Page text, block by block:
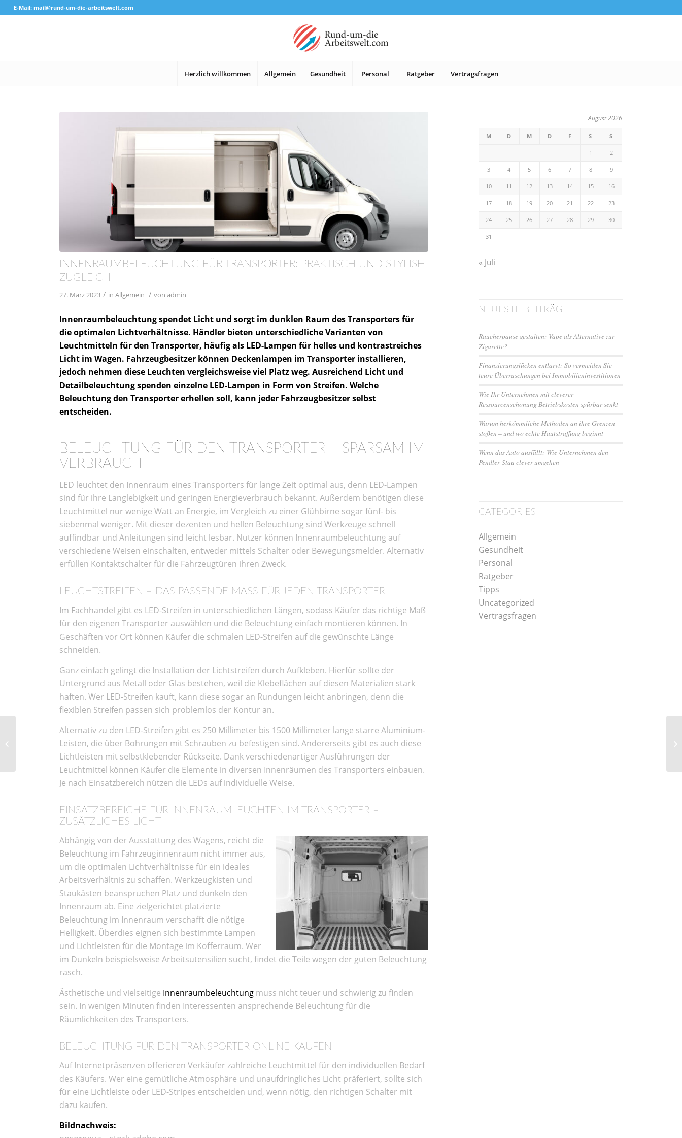
E-Mail: mail@rund-um-die-arbeitswelt.com
Herzlich willkommen Allgemein Gesundheit Personal Ratgeber Vertragsfragen
INNENRAUMBELEUCHTUNG FÜR TRANSPORTER: PRAKTISCH UND STYLISH
ZUGLEICH
27. März 2023 / inAllgemein / vonadmin
Innenraumbeleuchtung spendet Licht und sorgt im dunklen Raum des Transporters für
die optimalen Lichtverhältnisse. Händler bieten unterschiedliche Varianten von
Leuchtmitteln für den Transporter, häufig als LED-Lampen für helles und kontrastreiches
Licht im Wagen. Fahrzeugbesitzer können Deckenlampen im Transporter installieren,
jedoch nehmen diese Leuchten vergleichsweise viel Platz weg. Ausreichend Licht und
Detailbeleuchtung spenden einzelne LED-Lampen in Form von Streifen. Welche
Beleuchtung den Transporter erhellen soll, kann jeder Fahrzeugbesitzer selbst
entscheiden.
BELEUCHTUNG FÜR DEN TRANSPORTER – SPARSAM IM
VERBRAUCH
LED leuchtet den Innenraum eines Transporters für lange Zeit optimal aus, denn LED-Lampen
sind für ihre Langlebigkeit und geringen Energieverbrauch bekannt. Außerdem benötigen diese
Leuchtmittel nur wenige Watt an Energie, im Vergleich zu einer Glühbirne sogar fünf- bis
siebenmal weniger. Mit dieser dezenten und hellen Beleuchtung sind Werkzeuge schnell
auffindbar und Anleitungen sind leicht lesbar. Nutzer können Innenraumbeleuchtung auf
verschiedene Weisen einschalten, entweder mittels Schalter oder Bewegungsmelder. Alternativ
erfüllen Kontaktschalter für die Fahrzeugtüren ihren Zweck.
LEUCHTSTREIFEN – DAS PASSENDE MASS FÜR JEDEN TRANSPORTER
Im Fachhandel gibt es LED-Streifen in unterschiedlichen Längen, sodass Käufer das richtige Maß
für den eigenen Transporter auswählen und die Beleuchtung einfach montieren können. In
Geschäften vor Ort können Käufer die schmalen LED-Streifen auf die gewünschte Länge
schneiden.
Ganz einfach gelingt die Installation der Lichtstreifen durch Aufkleben. Hierfür sollte der
Untergrund aus Metall oder Glas bestehen, weil die Klebeflächen auf diesen Materialien stark
haften. Wer LED-Streifen kauft, kann diese sogar an Rundungen leicht anbringen, denn die
flexiblen Streifen passen sich problemlos der Kontur an.
Alternativ zu den LED-Streifen gibt es 250 Millimeter bis 1500 Millimeter lange starre Aluminium-
Leisten, die über Bohrungen mit Schrauben zu befestigen sind. Andererseits gibt es auch diese
Lichtleisten mit selbstklebender Rückseite. Dank verschiedenartiger Ausführungen der
Leuchtmittel können Käufer die Elemente in diversen Innenräumen des Transporters einbauen.
Je nach Einsatzbereich nützen die LEDs auf individuelle Weise.
EINSATZBEREICHE FÜR INNENRAUMLEUCHTEN IM TRANSPORTER –
ZUSÄTZLICHES LICHT
Abhängig von der Ausstattung des Wagens, reicht die
Beleuchtung im Fahrzeuginnenraum nicht immer aus,
um die optimalen Lichtverhältnisse für ein ideales
Arbeitsverhältnis zu schaffen. Werkzeugkisten und
Staukästen beanspruchen Platz und dunkeln den
Innenraum ab. Eine zielgerichtet platzierte
Beleuchtung im Innenraum verschafft die nötige
Helligkeit. Überdies eignen sich bestimmte Lampen
und Lichtleisten für die Montage im Kofferraum. Wer
im Dunkeln beispielsweise Arbeitsutensilien sucht, findet die Teile wegen der guten Beleuchtung
rasch.
Ästhetische und vielseitige Innenraumbeleuchtung muss nicht teuer und schwierig zu finden
sein. In wenigen Minuten finden Interessenten ansprechende Beleuchtung für die
Räumlichkeiten des Transporters.
BELEUCHTUNG FÜR DEN TRANSPORTER ONLINE KAUFEN
Auf Internetpräsenzen offerieren Verkäufer zahlreiche Leuchtmittel für den individuellen Bedarf
des Käufers. Wer eine gemütliche Atmosphäre und unaufdringliches Licht präferiert, sollte sich
für eine Lichtleiste oder LED-Stripes entscheiden und, wenn nötig, den richtigen Schalter mit
dazu kaufen.
Bildnachweis:
August 2026
M D M D F S S
1 2
3 4 5 6 7 8 9
10 11 12 13 14 15 16
17 18 19 20 21 22 23
24 25 26 27 28 29 30
31
« Juli
NEUESTE BEITRÄGE
Raucherpause gestalten: Vape als Alternative zur
Zigarette?
Finanzierungslücken entlarvt: So vermeiden Sie
teure Überraschungen bei Immobilieninvestitionen
Wie Ihr Unternehmen mit cleverer
Ressourcenschonung Betriebskosten spürbar senkt
Warum herkömmliche Methoden an ihre Grenzen
stoßen – und wo echte Hautstraffung beginnt
Wenn das Auto ausfällt: Wie Unternehmen den
Pendler-Stau clever umgehen
CATEGORIES
Allgemein
Gesundheit
Personal
Ratgeber
Tipps
Uncategorized
Vertragsfragen
Wie eine professionelle
und hygienische...